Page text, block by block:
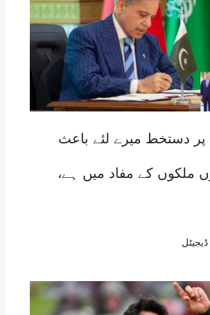
دستخط میرے لئے باعث
ملکوں کے مفاد میں ہے،